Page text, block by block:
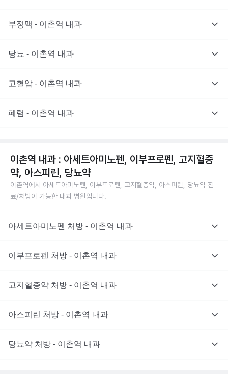
부정맥 - 이촌역 내과
당뇨 - 이촌역 내과
고혈압 - 이촌역 내과
폐렴 - 이촌역 내과
이촌역 내과 : 아세트아미노펜, 이부프로펜, 고지혈증
약, 아스피린, 당뇨약
이촌역에서 아세트아미노펜, 이부프로펜, 고지혈증약, 아스피린, 당뇨약 진
료/처방이 가능한 내과 병원입니다.
아세트아미노펜 처방 - 이촌역 내과
이부프로펜 처방 - 이촌역 내과
고지혈증약 처방 - 이촌역 내과
아스피린 처방 - 이촌역 내과
당뇨약 처방 - 이촌역 내과